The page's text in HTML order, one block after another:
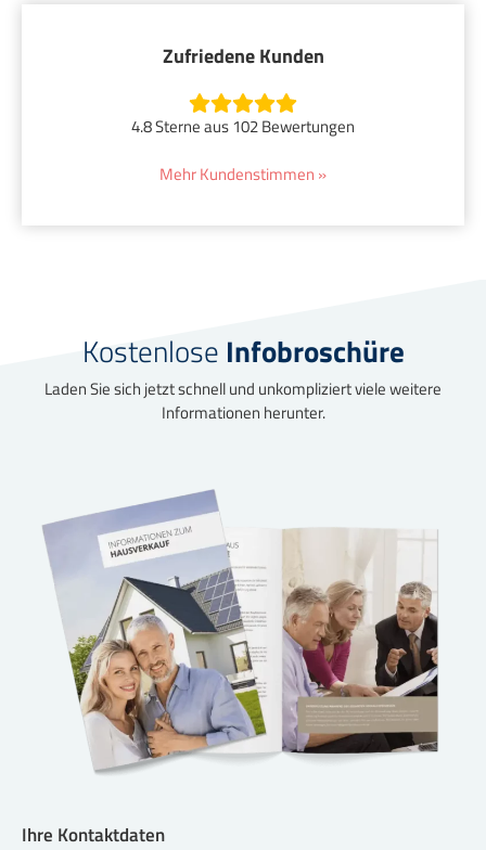
Zufriedene Kunden
4.8 Sterne aus 102 Bewertungen
Mehr Kundenstimmen »
Kostenlose Infobroschüre
Laden Sie sich jetzt schnell und unkompliziert viele weitere
Informationen herunter.
Ihre Kontaktdaten